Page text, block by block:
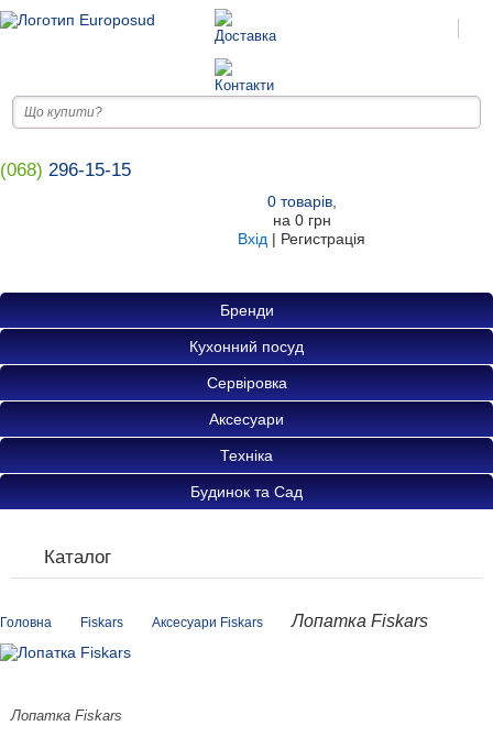
(068) 296-15-15
0товарів,
на 0 грн
Вхід | Регистрація
Бренди
Кухонний посуд
Сервіровка
Аксесуари
Техніка
Будинок та Сад
Каталог
Головна Fiskars Аксесуари Fiskars Лопатка Fiskars
Лопатка Fiskars